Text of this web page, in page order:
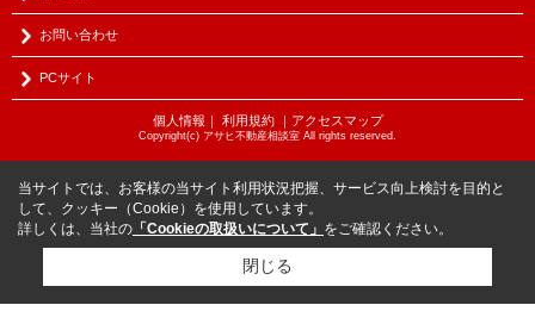
お問い合わせ
PCサイト
個人情報 ｜ 利用規約｜ アクセスマップ
Copyright(c) アサヒ不動産相談室 All rights reserved.
当サイトでは、お客様の当サイト利用状況把握、サービス向上検討を目的と
して、クッキー（Cookie）を使用しています。
詳しくは、当社の 「Cookieの取扱いについて」 をご確認ください。
閉じる